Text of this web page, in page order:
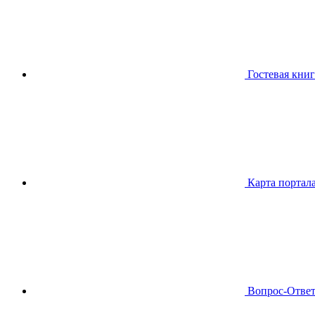
Гостевая
Карта
Вопрос-Ответ